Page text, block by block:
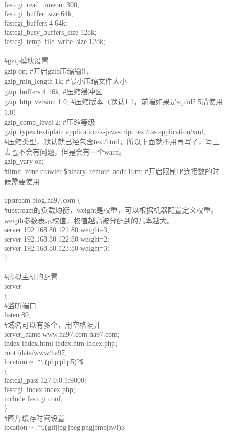
深圳罗湖田心机房
海外机房
100G直连国际带宽
美国数据中心机房
全美硬防最高的机房
解决方案
电子商务类解决方案
综合门户类解决方案
游戏解决方案
负载均衡解决方案
互联网金融解决方案
关于我们
公司简介
联系方式
企业文化
fastcgi_read_timeout 300;
fastcgi_buffer_size 64k;
fastcgi_buffers 4 64k;
fastcgi_busy_buffers_size 128k;
fastcgi_temp_file_write_size 128k;
#gzip模块设置
gzip on; #开启gzip压缩输出
gzip_min_length 1k; #最小压缩文件大小
gzip_buffers 4 16k; #压缩缓冲区
gzip_http_version 1.0; #压缩版本（默认1.1，前端如果是squid2.5请使用
1.0）
gzip_comp_level 2; #压缩等级
gzip_types text/plain application/x-javascript text/css application/xml;
#压缩类型，默认就已经包含text/html，所以下面就不用再写了，写上
去也不会有问题，但是会有一个warn。
gzip_vary on;
#limit_zone crawler $binary_remote_addr 10m; #开启限制IP连接数的时
候需要使用
upstream blog.ha97.com {
#upstream的负载均衡，weight是权重，可以根据机器配置定义权重。
weigth参数表示权值，权值越高被分配到的几率越大。
server 192.168.80.121:80 weight=3;
server 192.168.80.122:80 weight=2;
server 192.168.80.123:80 weight=3;
}
#虚拟主机的配置
server
{
#监听端口
listen 80;
#域名可以有多个，用空格隔开
server_name www.ha97.com ha97.com;
index index.html index.htm index.php;
root /data/www/ha97;
location ~ .*\.(php|php5)?$
{
fastcgi_pass 127.0.0.1:9000;
fastcgi_index index.php;
include fastcgi.conf;
}
#图片缓存时间设置
location ~ .*\.(gif|jpg|jpeg|png|bmp|swf)$